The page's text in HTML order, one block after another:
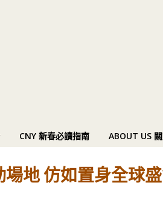
CNY 新春必讀指南 ABOUT US
地 仿如置身全球